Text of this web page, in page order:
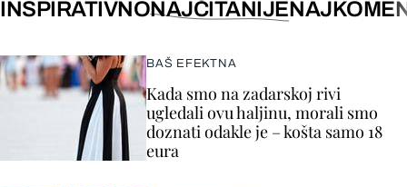
INSPIRATIVNONAJČITANIJE
BAŠ EFEKTNA
Kada smo na zadarskoj rivi
ugledali ovu haljinu, morali smo
doznati odakle je – košta samo 18
eura